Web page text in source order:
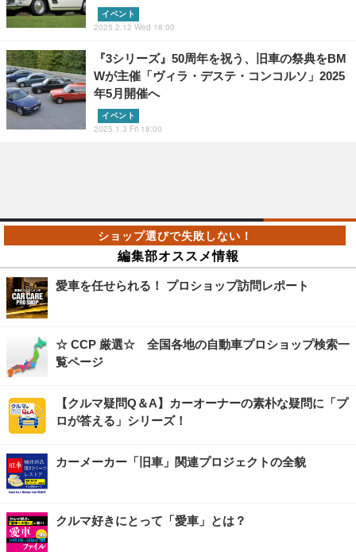
イベント
2025.2.12 Wed 18:00
『3シリーズ』50周年を祝う、旧車の祭典をBM
Wが主催「ヴィラ・デステ・コンコルソ」2025
年5月開催へ
イベント
2025.1.3 Fri 18:00
編集部オススメ情報
愛車を任せられる！ プロショップ訪問レポート
☆ CCP 厳選☆ 全国各地の自動車プロショップ検索一
覧ページ
【クルマ疑問Q＆A】カーオーナーの素朴な疑問に「プ
ロが答える」シリーズ！
カーメーカー「旧車」関連プロジェクトの全貌
クルマ好きにとって「愛車」とは？